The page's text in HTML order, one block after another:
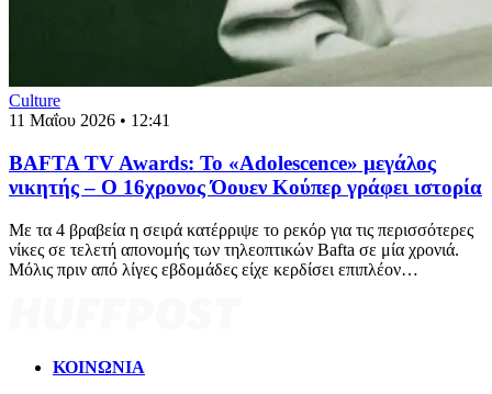
Culture
11 Μαΐου 2026 • 12:41
BAFTA TV Awards: Το «Adolescence» μεγάλος
νικητής – Ο 16χρονος Όουεν Κούπερ γράφει ιστορία
Με τα 4 βραβεία η σειρά κατέρριψε το ρεκόρ για τις περισσότερες
νίκες σε τελετή απονομής των τηλεοπτικών Bafta σε μία χρονιά.
Μόλις πριν από λίγες εβδομάδες είχε κερδίσει επιπλέον…
ΚΟΙΝΩΝΙΑ